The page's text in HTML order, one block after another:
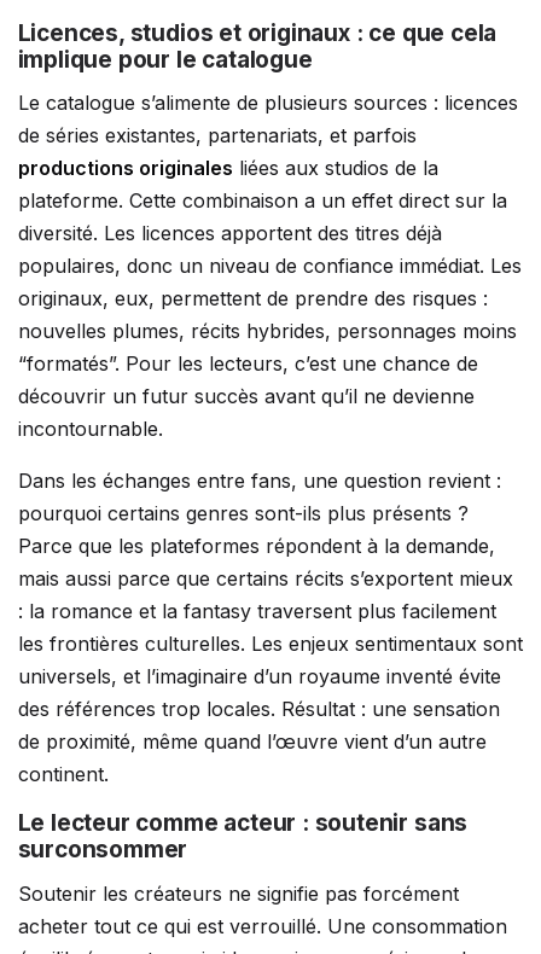
Licences, studios et originaux : ce que cela
implique pour le catalogue
Le catalogue s’alimente de plusieurs sources : licences
de séries existantes, partenariats, et parfois
productions originales liées aux studios de la
plateforme. Cette combinaison a un effet direct sur la
diversité. Les licences apportent des titres déjà
populaires, donc un niveau de confiance immédiat. Les
originaux, eux, permettent de prendre des risques :
nouvelles plumes, récits hybrides, personnages moins
“formatés”. Pour les lecteurs, c’est une chance de
découvrir un futur succès avant qu’il ne devienne
incontournable.
Dans les échanges entre fans, une question revient :
pourquoi certains genres sont-ils plus présents ?
Parce que les plateformes répondent à la demande,
mais aussi parce que certains récits s’exportent mieux
: la romance et la fantasy traversent plus facilement
les frontières culturelles. Les enjeux sentimentaux sont
universels, et l’imaginaire d’un royaume inventé évite
des références trop locales. Résultat : une sensation
de proximité, même quand l’œuvre vient d’un autre
continent.
Le lecteur comme acteur : soutenir sans
surconsommer
Soutenir les créateurs ne signifie pas forcément
acheter tout ce qui est verrouillé. Une consommation